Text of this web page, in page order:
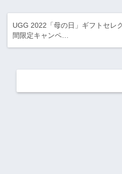
UGG 2022「母の日」ギフトセレ
間限定キャンペ…